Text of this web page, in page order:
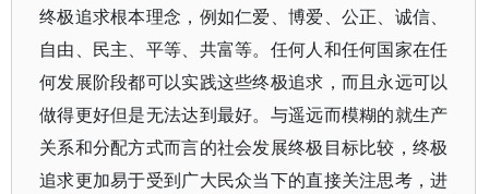
终极追求根本理念，例如仁爱、博爱、公正、诚信、
自由、民主、平等、共富等。任何人和任何国家在任
何发展阶段都可以实践这些终极追求，而且永远可以
做得更好但是无法达到最好。与遥远而模糊的就生产
关系和分配方式而言的社会发展终极目标比较，终极
追求更加易于受到广大民众当下的直接关注思考，进